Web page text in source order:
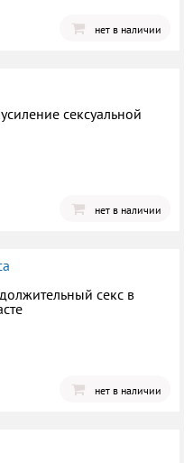
нет в наличии
сексуальной
нет в наличии
секс в
нет в наличии